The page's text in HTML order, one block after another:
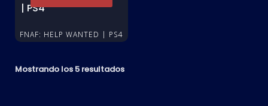
FNAF: HELP WANTED | PS4
Mostrando los 5 resultados